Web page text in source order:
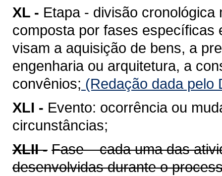
XL - Etapa - divisão
composta por fases específicas
visam a aquisição de bens, a
engenharia ou arquitetura, a
convênios; (Redação dada pelo
XLI - Evento: ocorrência ou
circunstâncias;
XLII - Fase – cada uma das
desenvolvidas durante o